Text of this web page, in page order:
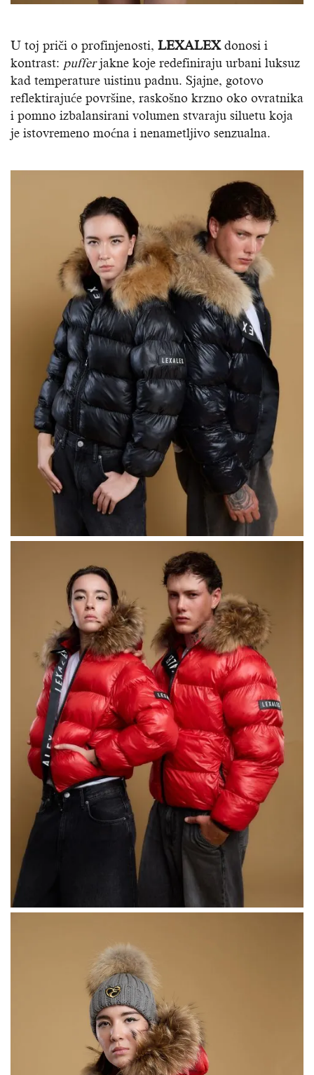
U toj priči o profinjenosti, LEXALEXdonosi i
kontrast: pufferjakne koje redefiniraju urbani luksuz
kad temperature uistinu padnu. Sjajne, gotovo
reflektirajuće površine, raskošno krzno oko ovratnika
i pomno izbalansirani volumen stvaraju siluetu koja
je istovremeno moćna i nenametljivo senzualna.